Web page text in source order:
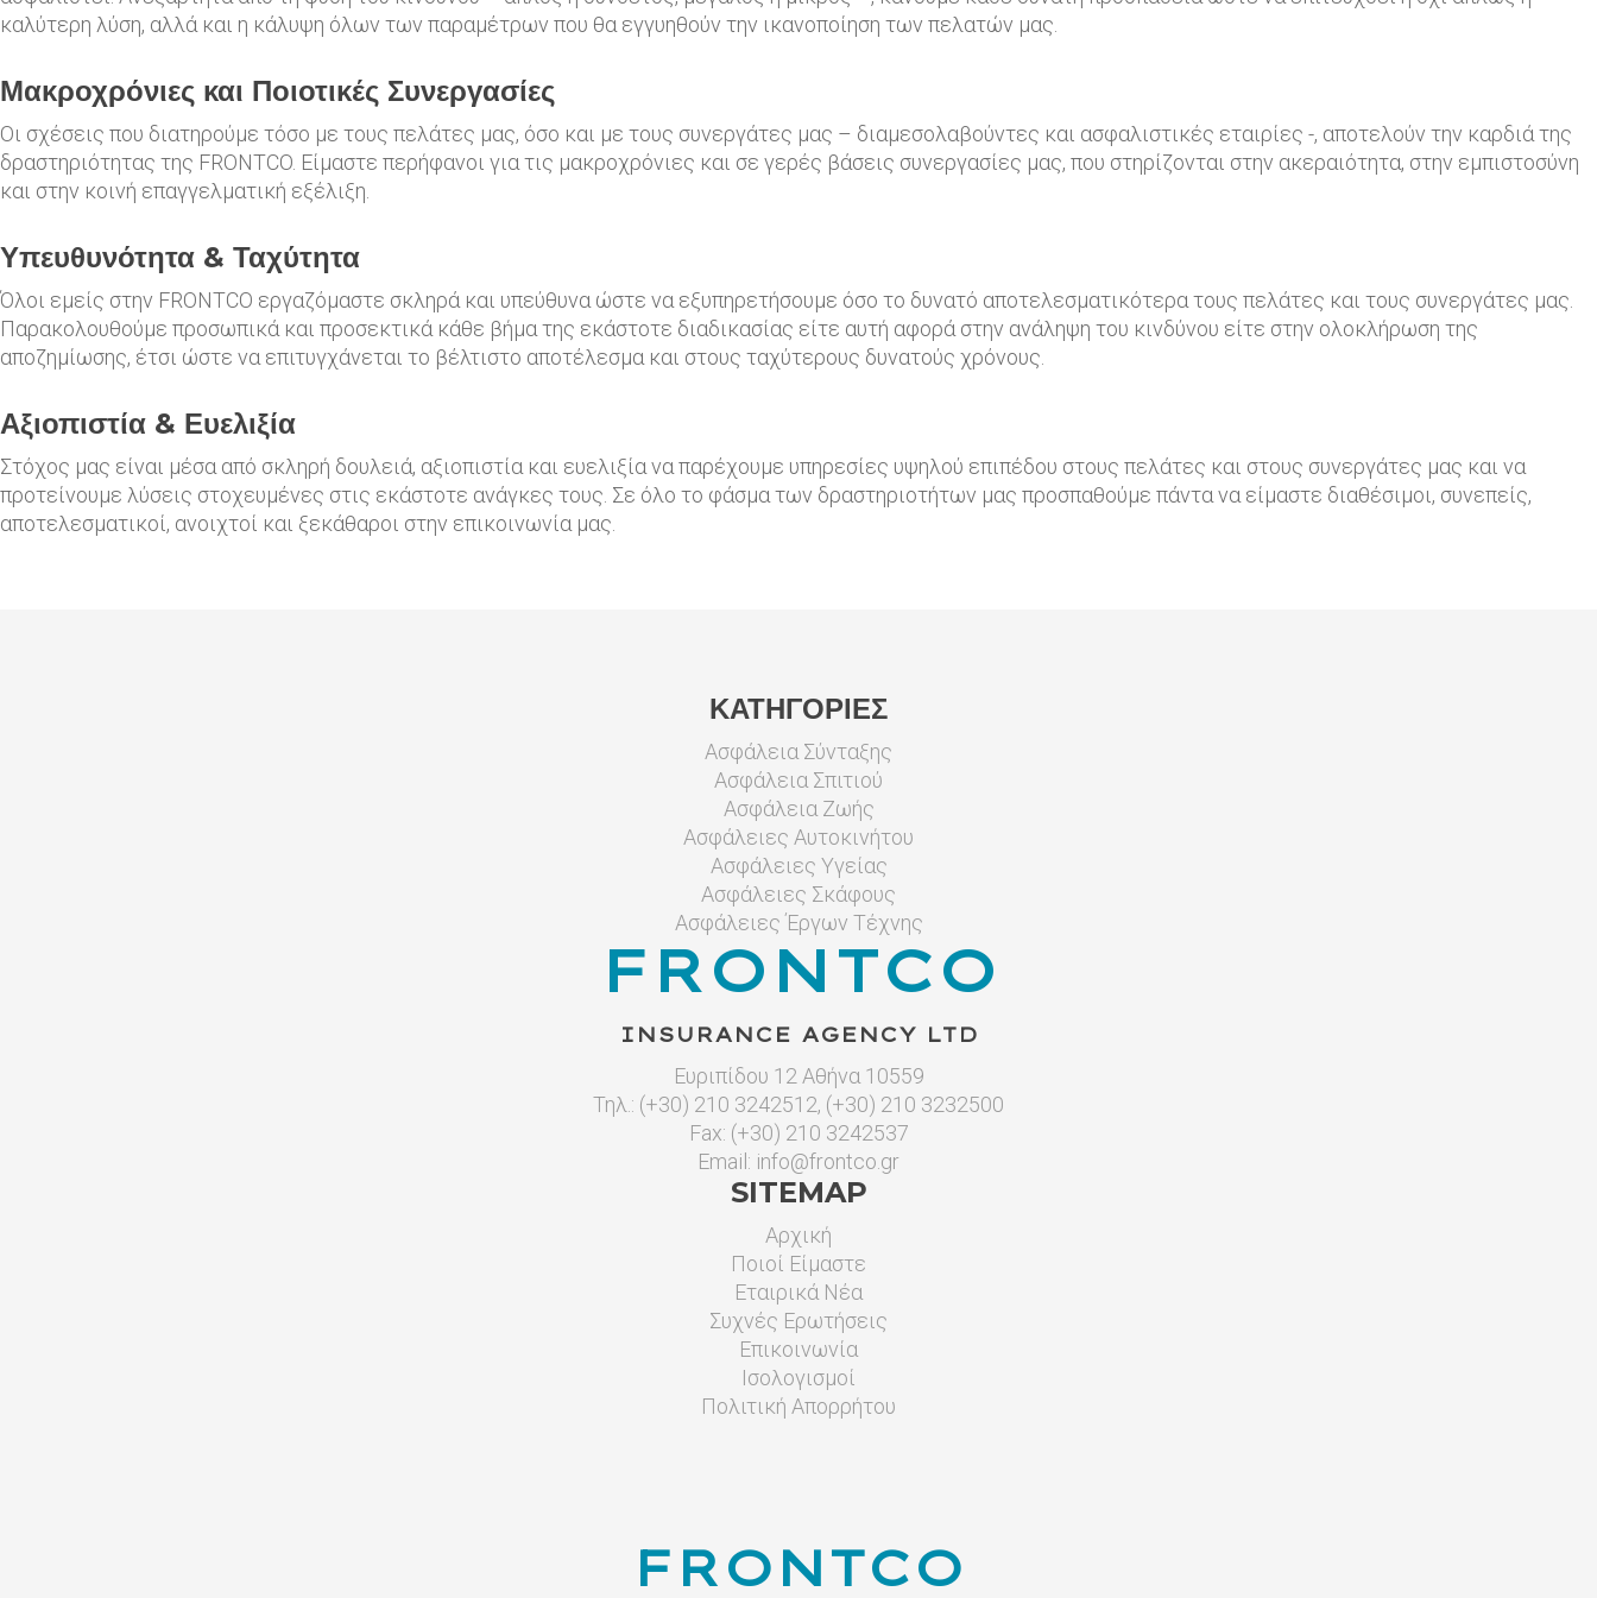
καλύτερη λύση, αλλά και η κάλυψη όλων των παραμέτρων που θα εγγυηθούν την ικανοποίηση των πελατών μας.
Μακροχρόνιες και Ποιοτικές Συνεργασίες
Οι σχέσεις που διατηρούμε τόσο με τους πελάτες μας, όσο και με τους συνεργάτες μας – διαμεσολαβούντες και ασφαλιστικές εταιρίες -, αποτελούν την καρδιά της
δραστηριότητας της FRONTCO. Είμαστε περήφανοι για τις μακροχρόνιες και σε γερές βάσεις συνεργασίες μας, που στηρίζονται στην ακεραιότητα, στην εμπιστοσύνη
και στην κοινή επαγγελματική εξέλιξη.
Υπευθυνότητα & Ταχύτητα
Όλοι εμείς στην FRONTCO εργαζόμαστε σκληρά και υπεύθυνα ώστε να εξυπηρετήσουμε όσο το δυνατό αποτελεσματικότερα τους πελάτες και τους συνεργάτες μας.
Παρακολουθούμε προσωπικά και προσεκτικά κάθε βήμα της εκάστοτε διαδικασίας είτε αυτή αφορά στην ανάληψη του κινδύνου είτε στην ολοκλήρωση της
αποζημίωσης, έτσι ώστε να επιτυγχάνεται το βέλτιστο αποτέλεσμα και στους ταχύτερους δυνατούς χρόνους.
Αξιοπιστία & Ευελιξία
Στόχος μας είναι μέσα από σκληρή δουλειά, αξιοπιστία και ευελιξία να παρέχουμε υπηρεσίες υψηλού επιπέδου στους πελάτες και στους συνεργάτες μας και να
προτείνουμε λύσεις στοχευμένες στις εκάστοτε ανάγκες τους. Σε όλο το φάσμα των δραστηριοτήτων μας προσπαθούμε πάντα να είμαστε διαθέσιμοι, συνεπείς,
αποτελεσματικοί, ανοιχτοί και ξεκάθαροι στην επικοινωνία μας.
ΚΑΤΗΓΟΡΙΕΣ
Ασφάλεια Σύνταξης
Ασφάλεια Σπιτιού
Ασφάλεια Ζωής
Ασφάλειες Αυτοκινήτου
Ασφάλειες Υγείας
Ασφάλειες Σκάφους
Ασφάλειες Έργων Τέχνης
FRONTCO
INSURANCE AGENCY LTD
Ευριπίδου 12 Αθήνα 10559
Τηλ.: (+30) 210 3242512, (+30) 210 3232500
Fax: (+30) 210 3242537
Email: info@frontco.gr
SITEMAP
Αρχική
Ποιοί Είμαστε
Εταιρικά Νέα
Συχνές Ερωτήσεις
Επικοινωνία
Ισολογισμοί
Πολιτική Απορρήτου
FRONTCO